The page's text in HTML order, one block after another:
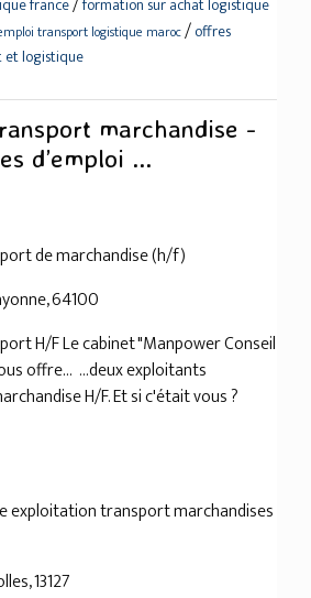
transport logistique maroc/offres
et logistique
marchandise -
d’emploi ...
de marchandise (h/f)
64100
H/F Le cabinet "Manpower Conseil
offre... ...deux exploitants
H/F. Et si c'était vous ?
exploitation transport marchandises
13127